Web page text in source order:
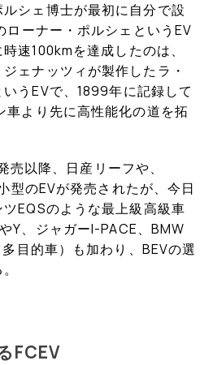
シェ博士が最初に自分で設
ローナー・ポルシェというEV
速100kmを達成したのは、
ェナッツィが製作したラ・
うEVで、1899年に記録して
車より先に高性能化の道を拓
以降、日産リーフや、
型のEVが発売されたが、今日
EQSのような最上級高級車
Y、ジャガーI-PACE、BMW
目的車）も加わり、BEVの選
FCEV